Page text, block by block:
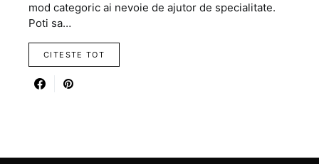
mod categoric ai nevoie de ajutor de specialitate.
Poti sa…
CITESTE TOT